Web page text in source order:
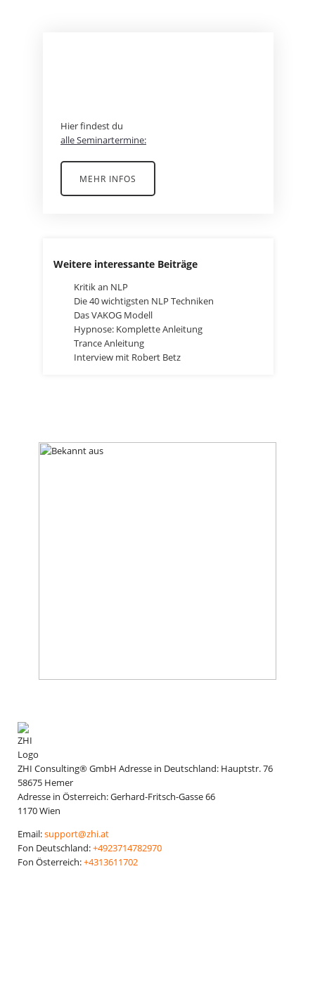
Hier findest du
alle Seminartermine:
MEHR INFOS
Weitere interessante Beiträge
Kritik an NLP
Die 40 wichtigsten NLP Techniken
Das VAKOG Modell
Hypnose: Komplette Anleitung
Trance Anleitung
Interview mit Robert Betz
ZHI Consulting® GmbH Adresse in Deutschland: Hauptstr. 76
58675 Hemer
Adresse in Österreich:Gerhard-Fritsch-Gasse 66
1170Wien
Email:support@zhi.at
Fon Deutschland:+4923714782970
Fon Österreich:+4313611702